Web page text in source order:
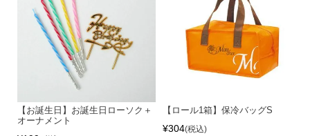
【お誕生日】お誕生日ローソク＋
オーナメント
【ロール1箱】保冷バッグS
¥304 税込